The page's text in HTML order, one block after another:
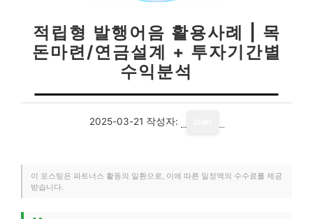
적립형 발행어음 활용사례 | 목
돈마련/연금설계 + 투자기간별
수익분석
2025-03-21 작성자:
이 포스팅은 파트너스 활동의 일환으로, 이에 따른 일정액의 수수료를 제공
받습니다.